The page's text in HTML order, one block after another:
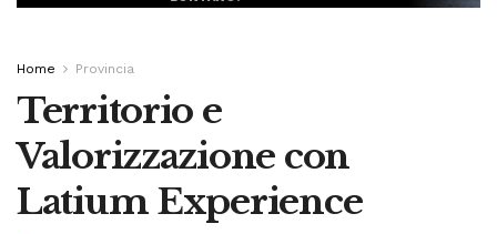
Home Provincia
Territorio e
Valorizzazione con
Latium Experience